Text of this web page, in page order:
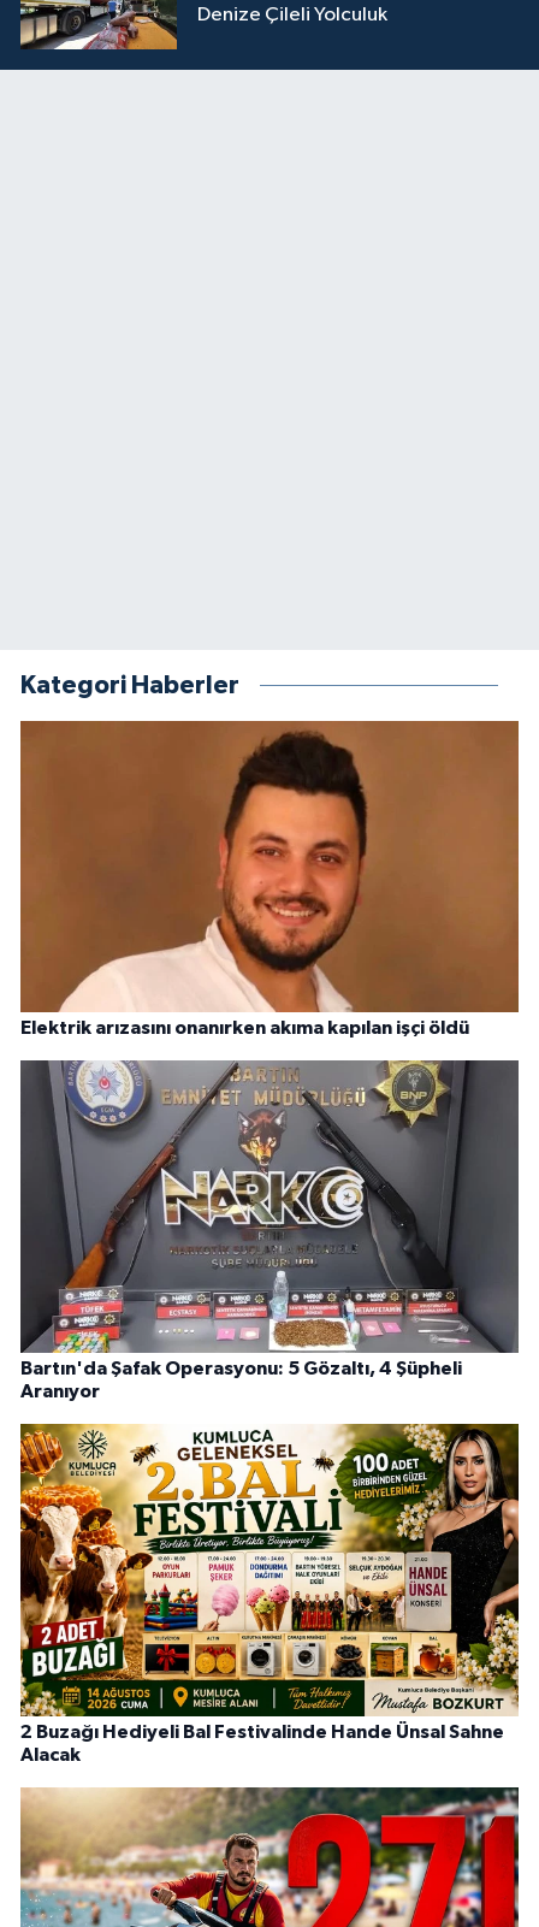
Denize Çileli Yolculuk
Kategori Haberler
Elektrik arızasını onanırken akıma kapılan işçi öldü
Bartın'da Şafak Operasyonu: 5 Gözaltı, 4 Şüpheli
Aranıyor
2 Buzağı Hediyeli Bal Festivalinde Hande Ünsal Sahne
Alacak